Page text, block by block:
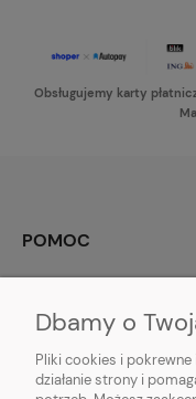
Obsługujemy karty
POMOC
PŁATNOŚCI I
Dbamy o
Pliki cookies i
działanie strony i